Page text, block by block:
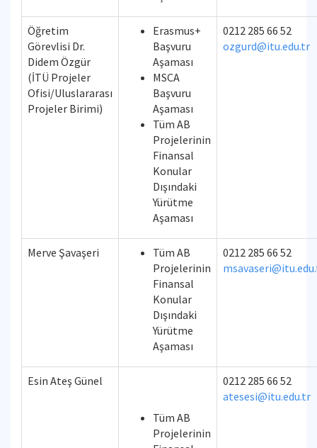
Öğretim
Görevlisi Dr.
Didem Özgür
(İTÜ Projeler
Ofisi/Uluslararası
Projeler Birimi)
Erasmus+
Başvuru
Aşaması
MSCA
Başvuru
Aşaması
Tüm AB
Projelerinin
Finansal
Konular
Dışındaki
Yürütme
Aşaması
0212 285 66 52
ozgurd@itu.edu.tr
Merve Şavaşeri
Tüm AB
Projelerinin
Finansal
Konular
Dışındaki
Yürütme
Aşaması
0212 285 66 52
Esin Ateş Günel
Tüm AB
Projelerinin
0212 285 66 52
atesesi@itu.edu.tr